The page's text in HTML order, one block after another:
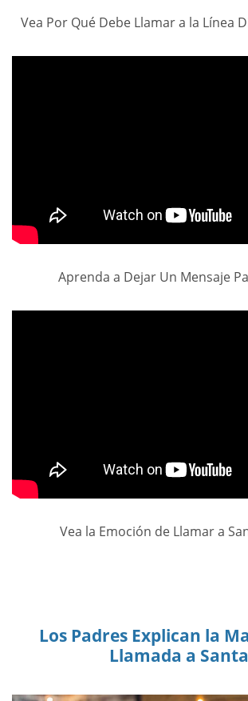
Vea Por Qué Debe Llamar a la Línea
Aprenda a Dejar Un Mensaje
Vea la Emoción de Llamar a
Los Padres Explican la
Llamada a Santa